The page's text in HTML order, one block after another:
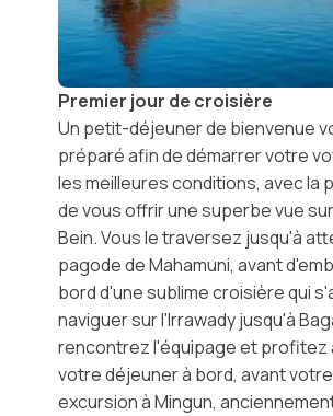
Premier jour de croisière
Un petit-déjeuner de bienvenue
préparé afin de démarrer votre
les meilleures conditions, avec la
de vous offrir une superbe vue
Bein. Vous le traversez jusqu'à
pagode de Mahamuni, avant
bord d'une sublime croisière qui
naviguer sur l'Irrawady jusqu'à
rencontrez l'équipage et profitez
votre déjeuner à bord, avant
excursion àMingun,